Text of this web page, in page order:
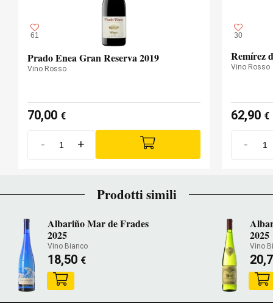
61
Prado Enea Gran Reserva 2019
Vino Rosso
70,00 €
- +
30
Remírez
Vino Rosso
62,90 €
-
Prodotti simili
Albariño Mar de Frades
2025
Vino Bianco
18,50 €
2025
Vino